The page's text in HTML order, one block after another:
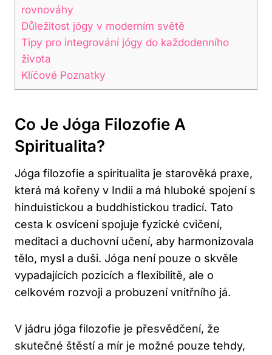
rovnováhy
Důležitost jógy v moderním světě
Tipy pro integrování jógy do každodenního
života
Klíčové Poznatky
Co Je Jóga Filozofie A
Spiritualita?
Jóga filozofie a spiritualita je starověká praxe,
která má kořeny v Indii a má hluboké spojení s
hinduistickou a buddhistickou tradicí. Tato
cesta k osvícení spojuje fyzické cvičení,
meditaci a duchovní učení, aby harmonizovala
tělo, mysl a duši. Jóga není pouze o skvěle
vypadajících pozicích a flexibilitě, ale o
celkovém rozvoji a probuzení vnitřního já.
V jádru jóga filozofie je přesvědčení, že
skutečné štěstí a mír je možné pouze tehdy,